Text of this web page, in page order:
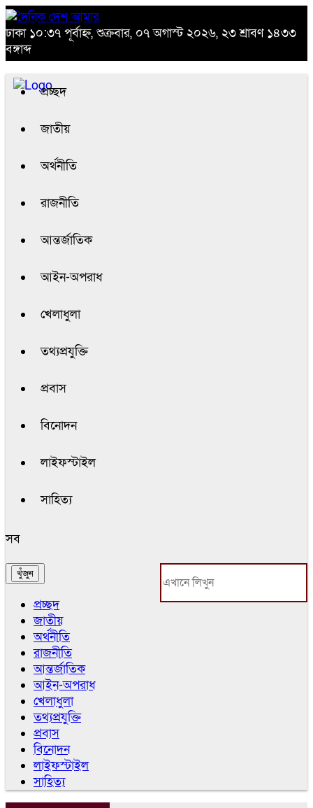
ঢাকা ১০:৩৭ পূর্বাহ্ন, শুক্রবার, ০৭ অগাস্ট ২০২৬, ২৩ শ্রাবণ ১৪৩৩
বঙ্গাব্দ
প্রচ্ছদ
জাতীয়
অর্থনীতি
রাজনীতি
আন্তর্জাতিক
আইন-অপরাধ
খেলাধুলা
তথ্যপ্রযুক্তি
প্রবাস
বিনোদন
লাইফস্টাইল
সাহিত্য
সব
প্রচ্ছদ
জাতীয়
অর্থনীতি
রাজনীতি
আন্তর্জাতিক
আইন-অপরাধ
খেলাধুলা
তথ্যপ্রযুক্তি
প্রবাস
বিনোদন
লাইফস্টাইল
সাহিত্য